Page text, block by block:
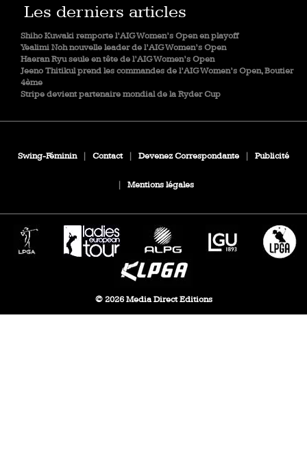
Les derniers articles
Shiho Kuwaki remporte l’AIG Women’s Open en playoff
Yealimi Noh nouvelle leader de l’AIG Women’s Open
Haeran Ryu seule en tête de l’AIG Women’s Open
Jeeno Thitikul prend les commandes de l’AIG Women’s Open, Boutier
4ème
Stripe devient partenaire mondial de la Ryder Cup
Swing-Féminin | Contact | Devenez Correspondante | Publicité
| Mentions légales
© 2026 Media Direct Editions